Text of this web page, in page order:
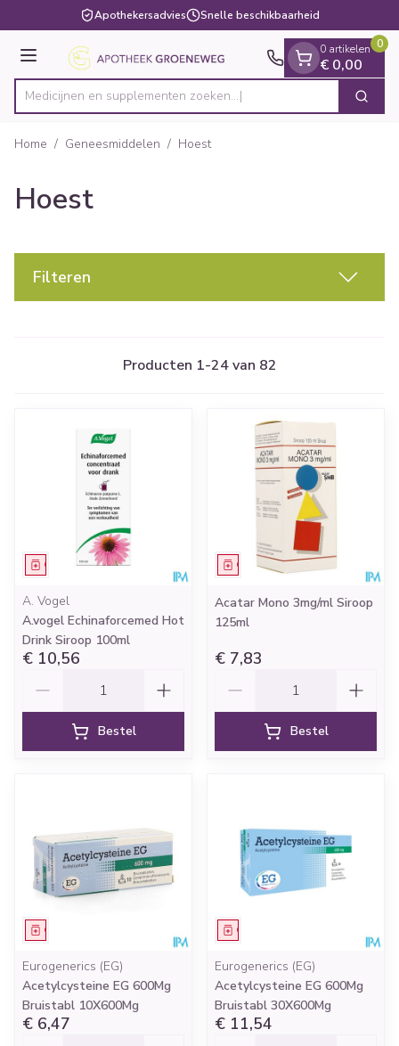
Ga naar de inhoudApothekersadvies Snelle beschikbaarheid
Menu
Product, merk, categorie...
Medicijnen en supplementen zoeken... Zoek
0 artikelen
€ 0,00
0
Home / Geneesmiddelen / Hoest
Hoest
Filteren
Producten 1-24van 82
Geneesmiddel
A. Vogel
A.vogel Echinaforcemed Hot
Drink Siroop 100ml
€ 10,56
Bestel
Geneesmiddel
Acatar Mono 3mg/ml Siroop
125ml
€ 7,83
Bestel
Geneesmiddel
Eurogenerics (EG)
Acetylcysteine EG 600Mg
Bruistabl 10X600Mg
€ 6,47
Geneesmiddel
Eurogenerics (EG)
Acetylcysteine EG 600Mg
Bruistabl 30X600Mg
€ 11,54